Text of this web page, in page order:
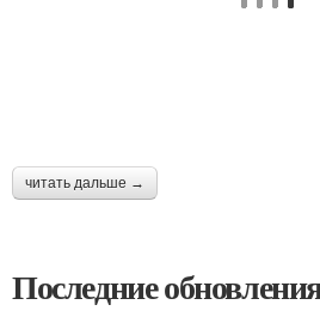
читать дальше →
Последние